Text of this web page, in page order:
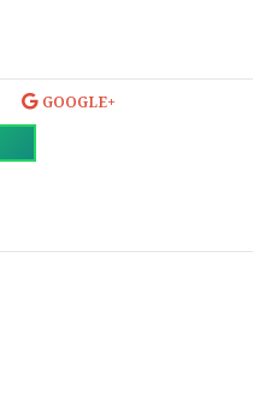
GOOGLE+